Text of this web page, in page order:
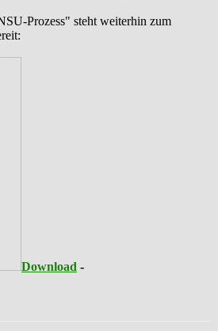
Prozess" steht weiterhin zum
Download -